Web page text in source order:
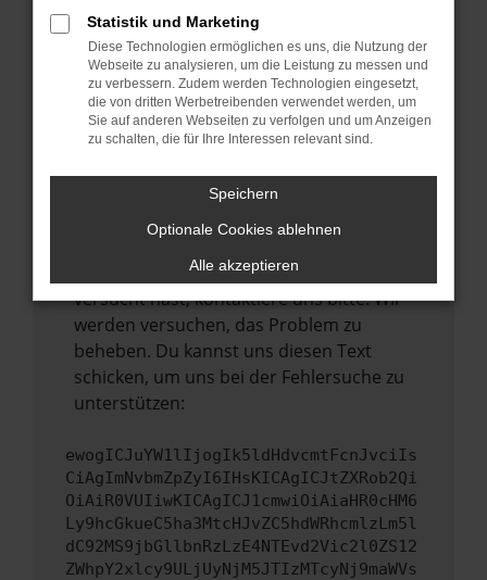
vorübergehende Probleme zu beheben.
Stelle sicher, dass dein Browser und dein
Betriebssystem auf dem neuesten Stand
sind.
Veraltete Software birgt nicht nur ein
führen, dass bestimmte Funktionen nicht
Wende dich an den Webseitenbetreiber.
Wenn du alle oben genannten Schritte
versucht hast, kontaktiere uns bitte. Wir
werden versuchen, das Problem zu
beheben. Du kannst uns diesen Text
schicken, um uns bei der Fehlersuche zu
unterstützen:
ewogICJuYW1lIjogIk5ldHdvcmtFcnJvciIs
CiAgImNvbmZpZyI6IHsKICAgICJtZXRob2Qi
OiAiR0VUIiwKICAgICJ1cmwiOiAiaHR0cHM6
Ly9hcGkueC5ha3MtcHJvZC5hdWRhcmlzLm5l
dC92MS9jbGllbnRzLzE4NTEvd2Vic2l0ZS12
ZWhpY2xlcy9ULjUyNjM5JTIzMTcyNj9maWVs
Statistik und Marketing
Diese Technologien ermöglichen es uns, die Nutzung der
Webseite zu analysieren, um die Leistung zu messen und
zu verbessern. Zudem werden Technologien eingesetzt,
die von dritten Werbetreibenden verwendet werden, um
Sie auf anderen Webseiten zu verfolgen und um Anzeigen
zu schalten, die für Ihre Interessen relevant sind.
Speichern
Optionale Cookies ablehnen
Alle akzeptieren